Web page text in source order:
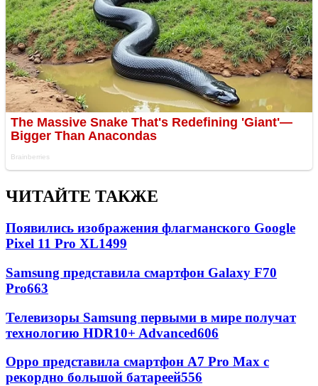
ЧИТАЙТЕ ТАКЖЕ
Появились изображения флагманского Google
Pixel 11 Pro XL1499
Samsung представила смартфон Galaxy F70
Pro663
Телевизоры Samsung первыми в мире получат
технологию HDR10+ Advanced606
Oppo представила смартфон A7 Pro Max с
рекордно большой батареей556